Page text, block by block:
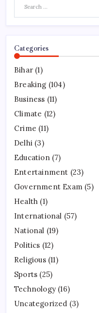
Categories
Bihar (1)
Breaking (104)
Business (11)
Climate (12)
Crime (11)
Delhi (3)
Education(7)
Entertainment (23)
Government Exam (5)
Health (1)
International (57)
National (19)
Politics (12)
Religious(11)
Sports (25)
Technology (16)
Uncategorized (3)